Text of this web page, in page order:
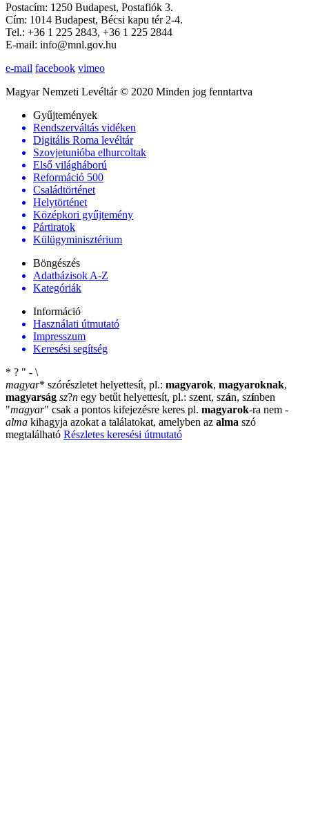
Postacím: 1250 Budapest, Postafiók 3.
Cím: 1014 Budapest, Bécsi kapu tér 2-4.
Tel.: +36 1 225 2843, +36 1 225 2844
E-mail: info@mnl.gov.hu
e-mail facebook vimeo
Magyar Nemzeti Levéltár © 2020 Minden jog fenntartva
Gyűjtemények
Rendszerváltás vidéken
Digitális Roma levéltár
Szovjetunióba elhurcoltak
Első világháború
Reformáció 500
Családtörténet
Helytörténet
Középkori gyűjtemény
Pártiratok
Külügyminisztérium
Böngészés
Adatbázisok A-Z
Kategóriák
Információ
Használati útmutató
Impresszum
Keresési segítség
* ? " - \
magyar* szórészletet helyettesít, pl.: magyarok, magyaroknak,
magyarság sz?n egy betűt helyettesít, pl.: szent, szán, színben
"magyar" csak a pontos kifejezésre keres pl. magyarok-ra nem -
alma kihagyja azokat a találatokat, amelyben az alma szó
megtalálható Részletes keresési útmutató